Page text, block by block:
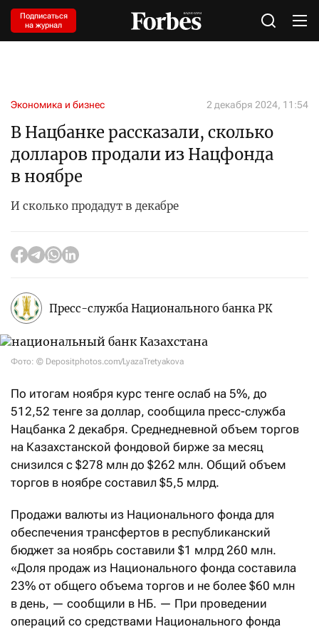
Подписаться
на журнал
Экономика и бизнес 2 декабря 2024, 11:54
В Нацбанке рассказали, сколько
долларов продали из Нацфонда
в ноябре
И сколько продадут в декабре
Пресс-служба Национального банка РК
Фото: © Depositphotos.com/LyazaTretyakova
По итогам ноября курс тенге ослаб на 5%, до
512,52 тенге за доллар, сообщила пресс-служба
Нацбанка 2 декабря. Среднедневной объем торгов
на Казахстанской фондовой бирже за месяц
снизился с $278 млн до $262 млн. Общий объем
торгов в ноябре составил $5,5 млрд.
Продажи валюты из Национального фонда для
обеспечения трансфертов в республиканский
бюджет за ноябрь составили $1 млрд 260 млн.
«Доля продаж из Национального фонда составила
23% от общего объема торгов и не более $60 млн
в день, — сообщили в НБ. — При проведении
операций со средствами Национального фонда